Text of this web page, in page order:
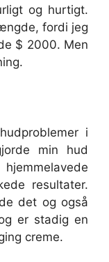
og hurtigt.
fordi jeg
$ 2000. Men
i
min hud
resultater.
det og også
er stadig en
creme.